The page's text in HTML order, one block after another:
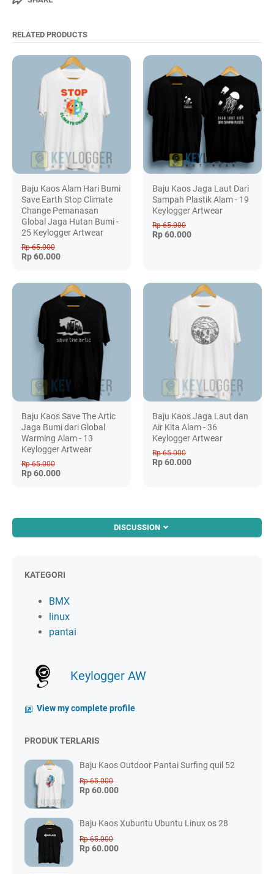
RELATED PRODUCTS
Baju Kaos Alam Hari Bumi
Save Earth Stop Climate
Change Pemanasan
Global Jaga Hutan Bumi -
25 Keylogger Artwear
Rp 65.000
Rp 60.000
Baju Kaos Jaga Laut Dari
Sampah Plastik Alam - 19
Keylogger Artwear
Rp 65.000
Rp 60.000
Baju Kaos Save The Artic
Jaga Bumi dari Global
Warming Alam - 13
Keylogger Artwear
Rp 65.000
Rp 60.000
Baju Kaos Jaga Laut dan
Air Kita Alam - 36
Keylogger Artwear
Rp 65.000
Rp 60.000
DISCUSSION
KATEGORI
BMX
linux
pantai
Keylogger AW
View my complete profile
PRODUK TERLARIS
Baju Kaos Outdoor Pantai Surfing quil 52
Rp 65.000
Rp 60.000
Baju Kaos Xubuntu Ubuntu Linux os 28
Rp 65.000
Rp 60.000